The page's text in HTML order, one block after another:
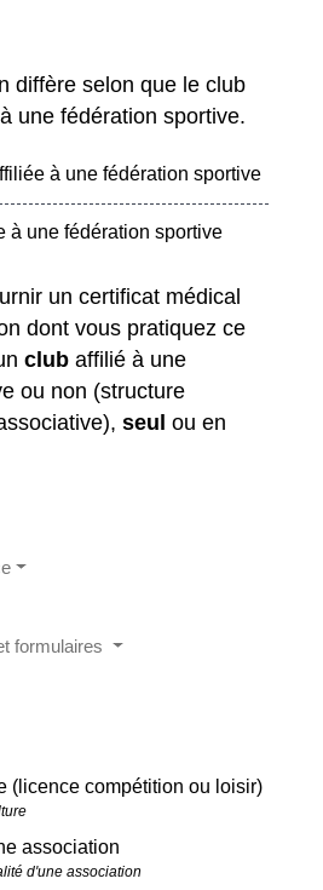
diffère selon que le club
une fédération sportive.
à une fédération sportive
à une fédération sportive
un certificat médical
dont vous pratiquez ce
club affilié à une
ou non (structure
seul ou en
formulaires
(licence compétition ou loisir)
association
d'une association